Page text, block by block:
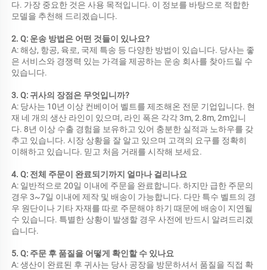
다. 가장 중요한 것은 사용 목적입니다. 이 정보를 바탕으로 적합한
모델을 추천해 드리겠습니다.
2. Q: 운송 방법은 어떤 것들이 있나요?
A: 해상, 항공, 육로, 국제 특송 등 다양한 방법이 있습니다. 당사는 좋
은 서비스와 경쟁력 있는 가격을 제공하는 운송 회사를 찾아드릴 수
있습니다.
3. Q: 귀사의 장점은 무엇입니까?
A: 당사는 10년 이상 컨베이어 벨트를 제조해온 전문 기업입니다. 현
재 네 개의 생산 라인이 있으며, 라인 폭은 각각 3m, 2.8m, 2m입니
다. 8년 이상 수출 경험을 보유하고 있어 충분한 실적과 노하우를 갖
추고 있습니다. 시장 상황을 잘 알고 있으며 고객의 요구를 정확히
이해하고 있습니다. 믿고 처음 거래를 시작해 보세요.
4. Q: 전체 주문이 완료되기까지 얼마나 걸리나요
A: 일반적으로 20일 이내에 주문을 완료합니다. 하지만 급한 주문의
경우 3~7일 이내에 제작 및 배송이 가능합니다. 다만 특수 벨트의 경
우 원단이나 기타 자재를 따로 주문해야 하기 때문에 배송이 지연될
수 있습니다. 특별한 상황이 발생할 경우 사전에 반드시 알려드리겠
습니다.
5. Q: 주문 후 품질을 어떻게 확인할 수 있나요
A: 생산이 완료된 후 귀사는 당사 공장을 방문하셔서 품질을 직접 확